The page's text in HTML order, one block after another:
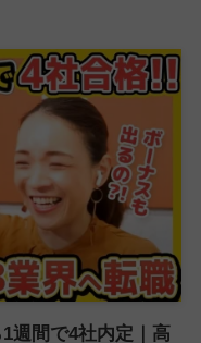
週間で4社内定｜高